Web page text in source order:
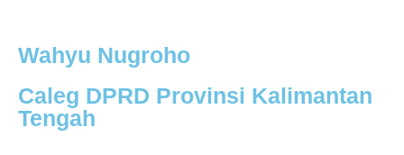
Wahyu Nugroho
Caleg DPRD Provinsi Kalimantan
Tengah